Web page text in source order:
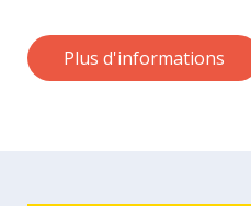
Plus d'informations